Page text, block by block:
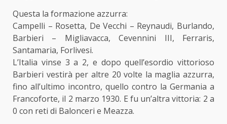
Questa la formazione azzurra:
Campelli – Rosetta, De Vecchi – Reynaudi, Burlando,
Barbieri – Migliavacca, Cevennini III, Ferraris,
Santamaria, Forlivesi.
L’Italia vinse 3 a 2, e dopo quell’esordio vittorioso
Barbieri vestirà per altre 20 volte la maglia azzurra,
fino all’ultimo incontro, quello contro la Germania a
Francoforte, il 2 marzo 1930. E fu un’altra vittoria: 2 a
0 con reti di Balonceri e Meazza.